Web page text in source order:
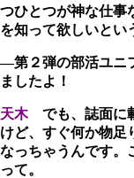
つひとつが神な仕事
を知って欲しいとい
―第２弾の部活ユニ
ましたよ！
天木でも、誌面に
けど、すぐ何か物足
なっちゃうんです。
って。